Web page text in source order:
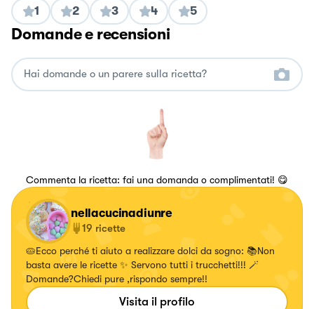
1 2 3 4 5
Domande e recensioni
Commenta la ricetta: fai una domanda o complimentati! 😋
nellacucinadiunre
19 ricette
🥧Ecco perché ti aiuto a realizzare dolci da sogno: 📚Non
basta avere le ricette ✨ Servono tutti i trucchetti!!! 🪄
Domande?Chiedi pure ,rispondo sempre!!
Visita il profilo